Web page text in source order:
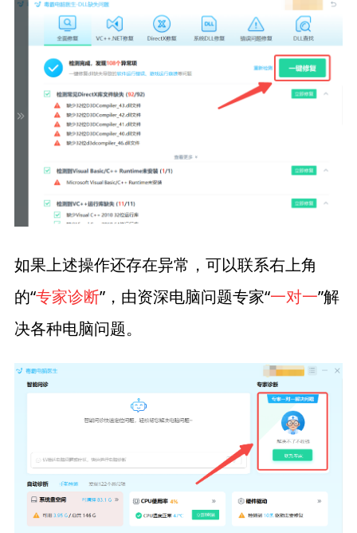
如果上述操作还存在异常，可以联系右上角
的“专家诊断”，由资深电脑问题专家“一对一”解
决各种电脑问题。